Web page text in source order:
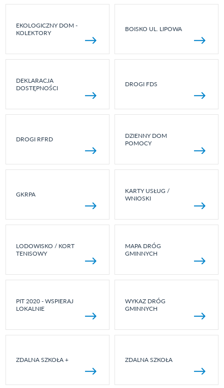
EKOLOGICZNY DOM -
KOLEKTORY
BOISKO UL. LIPOWA
DEKLARACJA
DOSTĘPNOŚCI
DROGI FDS
DROGI RFRD
DZIENNY DOM
POMOCY
GKRPA
KARTY USŁUG /
WNIOSKI
LODOWISKO / KORT
TENISOWY
MAPA DRÓG
GMINNYCH
PIT 2020 - WSPIERAJ
LOKALNIE
WYKAZ DRÓG
GMINNYCH
ZDALNA SZKOŁA + ZDALNA SZKOŁA